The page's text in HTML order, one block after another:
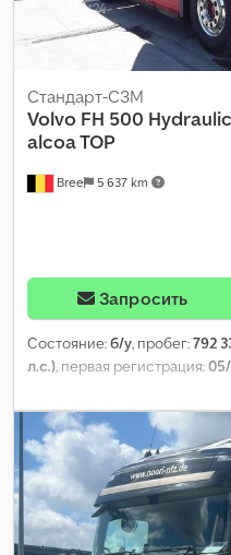
Bree 5 637 km
Стандарт-СЗМ
Volvo FH 500
alcoa TOP
Запросить
Состояние:б/у, пробег:792
л.с.), первая регистрация:
,
конфигурация осей:4x2,
дизель, цвет: красный , тип
количество передач:12,
сталь-воздух, общая длина:
Год выпуска:2019,